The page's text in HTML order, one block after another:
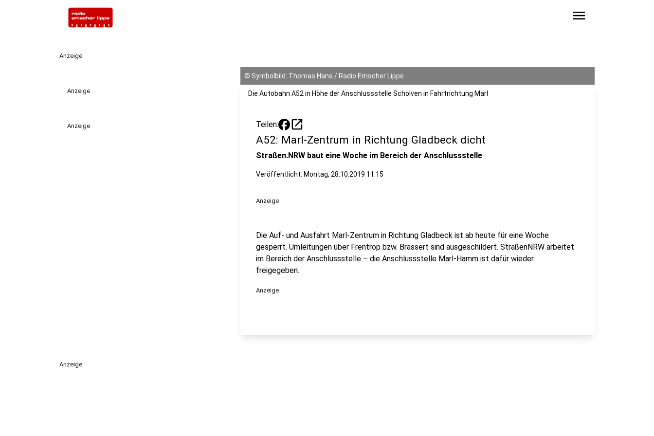
menu
Anzeige
Anzeige
Anzeige
© Symbolbild: Thomas Hans / Radio Emscher Lippe
Die Autobahn A52 in Höhe der Anschlussstelle Scholven in Fahrtrichtung Marl
Teilen: open_in_new
A52: Marl-Zentrum in Richtung Gladbeck dicht
Straßen.NRW baut eine Woche im Bereich der Anschlussstelle
Veröffentlicht: Montag, 28.10.2019 11:15
Anzeige
Die Auf- und Ausfahrt Marl-Zentrum in Richtung Gladbeck ist ab heute für eine Woche
gesperrt. Umleitungen über Frentrop bzw. Brassert sind ausgeschildert. StraßenNRW arbeitet
im Bereich der Anschlussstelle – die Anschlussstelle Marl-Hamm ist dafür wieder
freigegeben.
Anzeige
Anzeige